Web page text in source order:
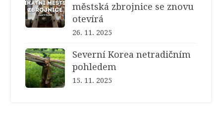
městská zbrojnice se znovu
otevírá
26. 11. 2025
Severní Korea netradičním
pohledem
15. 11. 2025